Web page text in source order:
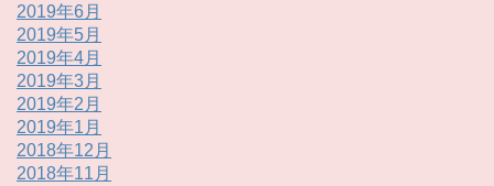
2019年6月
2019年5月
2019年4月
2019年3月
2019年2月
2019年1月
2018年12月
2018年11月